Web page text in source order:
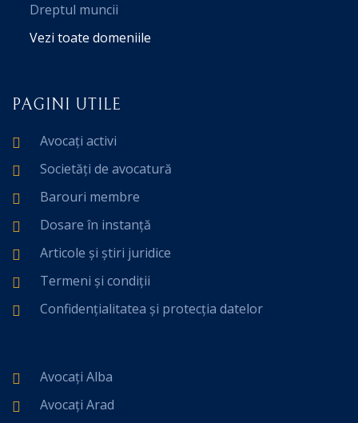
Dreptul muncii
Vezi toate domeniile
PAGINI UTILE
Avocați activi
Societăți de avocatură
Barouri membre
Dosare în instanță
Articole și știri juridice
Termeni și condiții
Confidențialitatea și protecția datelor
Avocați Alba
Avocați Arad